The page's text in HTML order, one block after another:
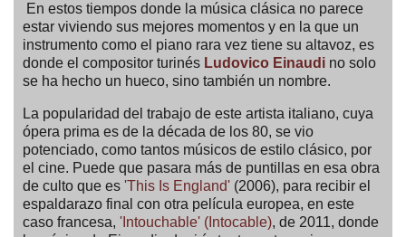
En estos tiempos donde la música clásica no parece
estar viviendo sus mejores momentos y en la que un
instrumento como el piano rara vez tiene su altavoz, es
donde el compositor turinés Ludovico Einaudi no solo
se ha hecho un hueco, sino también un nombre.
La popularidad del trabajo de este artista italiano, cuya
ópera prima es de la década de los 80, se vio
potenciado, como tantos músicos de estilo clásico, por
el cine. Puede que pasara más de puntillas en esa obra
de culto que es 'This Is England' (2006), para recibir el
espaldarazo final con otra película europea, en este
caso francesa, 'Intouchable' (Intocable), de 2011, donde